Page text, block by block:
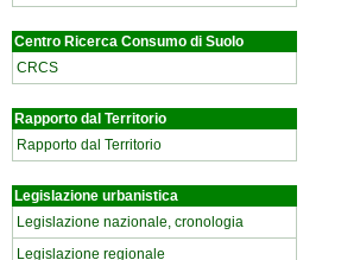
Centro Ricerca Consumo di Suolo
CRCS
Rapporto dal Territorio
Rapporto dal Territorio
Legislazione urbanistica
Legislazione nazionale, cronologia
Legislazione regionale